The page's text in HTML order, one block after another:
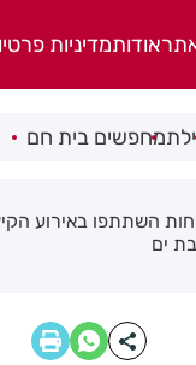
אודותמדיניות
מחפשים בית חם
וסירוס חתולי רחוב